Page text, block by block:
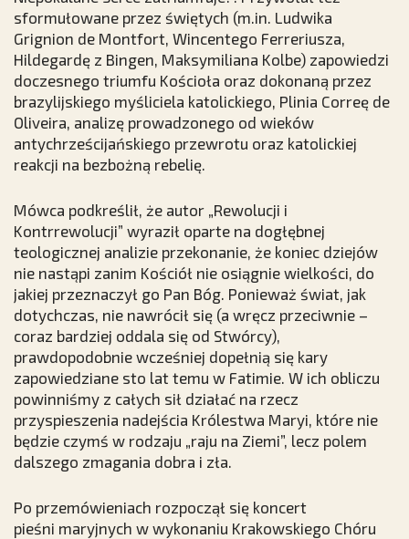
sformułowane przez świętych (m.in. Ludwika
Grignion de Montfort, Wincentego Ferreriusza,
Hildegardę z Bingen, Maksymiliana Kolbe) zapowiedzi
doczesnego triumfu Kościoła oraz dokonaną przez
brazylijskiego myśliciela katolickiego, Plinia Correę de
Oliveira, analizę prowadzonego od wieków
antychrześcijańskiego przewrotu oraz katolickiej
reakcji na bezbożną rebelię.
Mówca podkreślił, że autor „Rewolucji i
Kontrrewolucji” wyraził oparte na dogłębnej
teologicznej analizie przekonanie, że koniec dziejów
nie nastąpi zanim Kościół nie osiągnie wielkości, do
jakiej przeznaczył go Pan Bóg. Ponieważ świat, jak
dotychczas, nie nawrócił się (a wręcz przeciwnie –
coraz bardziej oddala się od Stwórcy),
prawdopodobnie wcześniej dopełnią się kary
zapowiedziane sto lat temu w Fatimie. W ich obliczu
powinniśmy z całych sił działać na rzecz
przyspieszenia nadejścia Królestwa Maryi, które nie
będzie czymś w rodzaju „raju na Ziemi”, lecz polem
dalszego zmagania dobra i zła.
Po przemówieniach rozpoczął się koncert
pieśni maryjnych w wykonaniu Krakowskiego Chóru